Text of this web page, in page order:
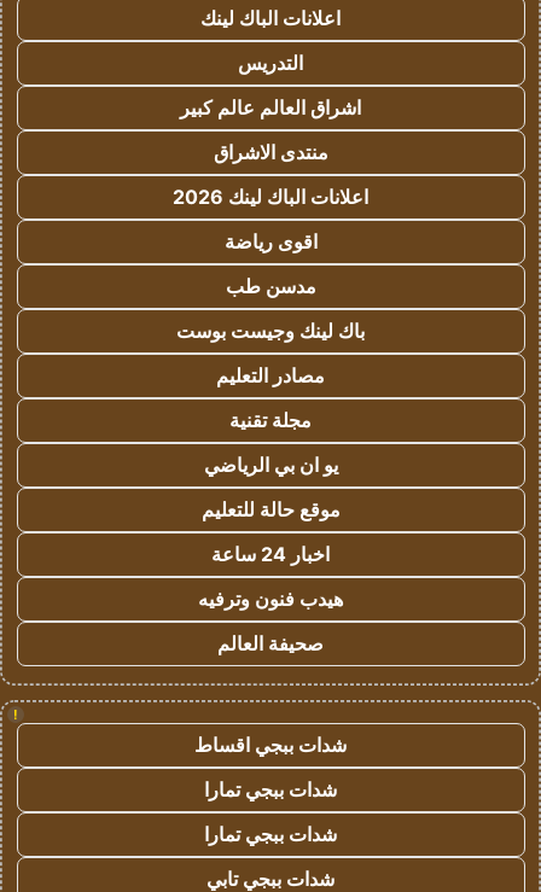
اعلانات الباك لينك
التدريس
اشراق العالم عالم كبير
منتدى الاشراق
اعلانات الباك لينك 2026
اقوى رياضة
مدسن طب
باك لينك وجيست بوست
مصادر التعليم
مجلة تقنية
يو ان بي الرياضي
موقع حالة للتعليم
اخبار 24 ساعة
هيدب فنون وترفيه
صحيفة العالم
!
شدات ببجي اقساط
شدات ببجي تمارا
شدات ببجي تمارا
شدات ببجي تابي